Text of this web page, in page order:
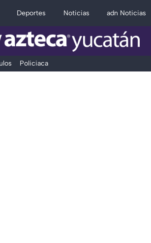
Deportes Noticias adn Noticias
Policiaca